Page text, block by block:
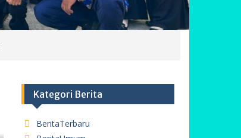
Kategori Berita
BeritaTerbaru